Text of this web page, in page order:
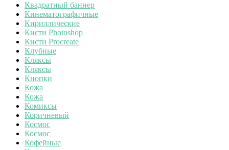
Квадратный баннер
Кинематографичные
Кириллические
Кисти Photoshop
Кисти Procreate
Клубные
Кляксы
Кляксы
Кнопки
Кожа
Кожа
Комиксы
Коричневый
Космос
Космос
Кофейные